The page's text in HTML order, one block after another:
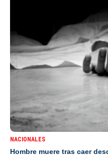
NACIONALES
Hombre muere tras caer